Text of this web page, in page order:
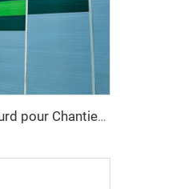
Mur d'Isolation Acoustique Lourd pour Chantiers Extérieurs Temporaire de Réduction du Bruit